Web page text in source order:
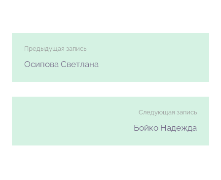
Предыдущая запись
Осипова Светлана
Следующая запись
Бойко Надежда